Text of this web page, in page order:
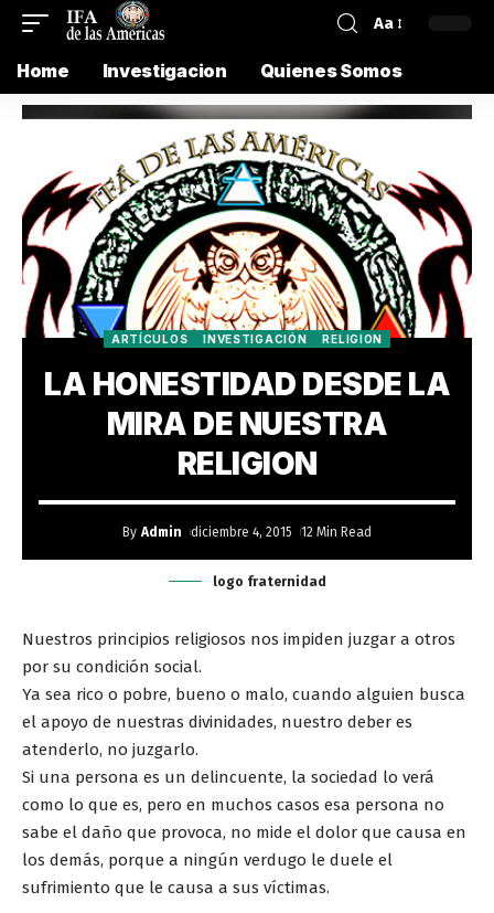
Aa
Home Investigacion Quienes Somos
ARTÍCULOS INVESTIGACIÓN RELIGION
LA HONESTIDAD DESDE LA
MIRA DE NUESTRA
RELIGION
By Admin diciembre 4, 2015 12 Min Read
logo fraternidad
Nuestros principios religiosos nos impiden juzgar a otros
por su condición social.
Ya sea rico o pobre, bueno o malo, cuando alguien busca
el apoyo de nuestras divinidades, nuestro deber es
atenderlo, no juzgarlo.
Si una persona es un delincuente, la sociedad lo verá
como lo que es, pero en muchos casos esa persona no
sabe el daño que provoca, no mide el dolor que causa en
los demás, porque a ningún verdugo le duele el
sufrimiento que le causa a sus víctimas.